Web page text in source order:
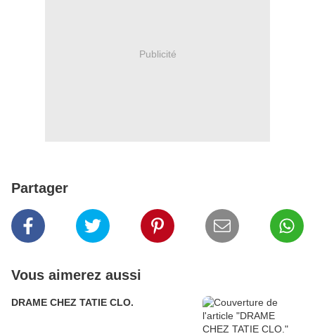
Publicité
Partager
Vous aimerez aussi
DRAME CHEZ TATIE CLO.